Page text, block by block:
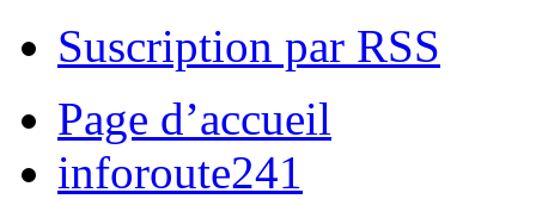
Suscription par RSS
Page d’accueil
inforoute241